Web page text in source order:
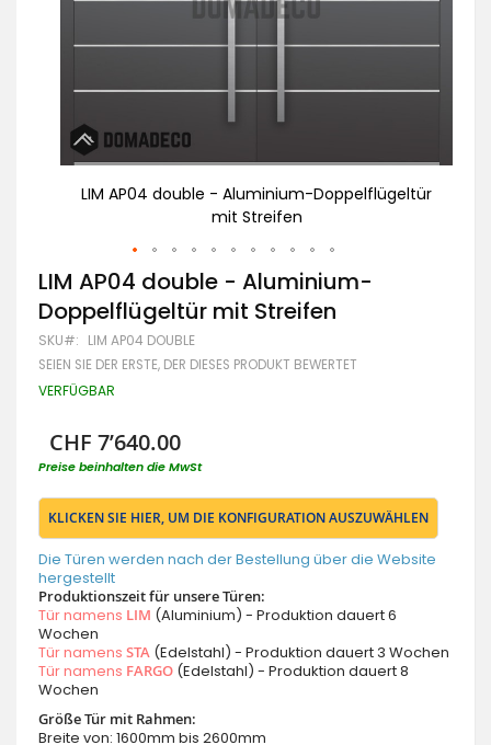
LIM AP04 double - Aluminium-Doppelflügeltür
mit Streifen
Zum
Anfang
der
Bildgalerie
springen
LIM AP04 double - Aluminium-
Doppelflügeltür mit Streifen
SKU LIM AP04 DOUBLE
SEIEN SIE DER ERSTE, DER DIESES PRODUKT BEWERTET
VERFÜGBAR
CHF 7’640.00
Preise beinhalten die MwSt
KLICKEN SIE HIER, UM DIE KONFIGURATION AUSZUWÄHLEN
Die Türen werden nach der Bestellung über die Website
hergestellt
Produktionszeit für unsere Türen:
Tür namens LIM (Aluminium) - Produktion dauert 6
Wochen
Tür namens STA (Edelstahl) - Produktion dauert 3 Wochen
Tür namens FARGO (Edelstahl) - Produktion dauert 8
Wochen
Größe Tür mit Rahmen:
Breite von: 1600mm bis 2600mm